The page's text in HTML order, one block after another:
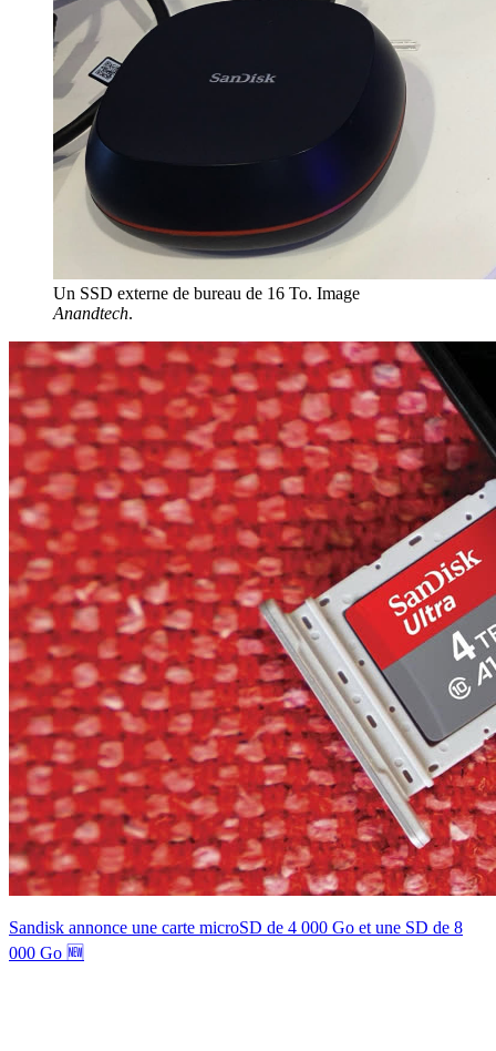
Un SSD externe de bureau de 16 To. Image
Anandtech.
Sandisk annonce une carte microSD de 4 000 Go et une SD de 8
000 Go 🆕